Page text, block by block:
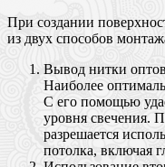
При создании
из двух способов
Вывод нитки
Наиболее
С его помощью
уровня свечения.
разрешается
потолка, включая